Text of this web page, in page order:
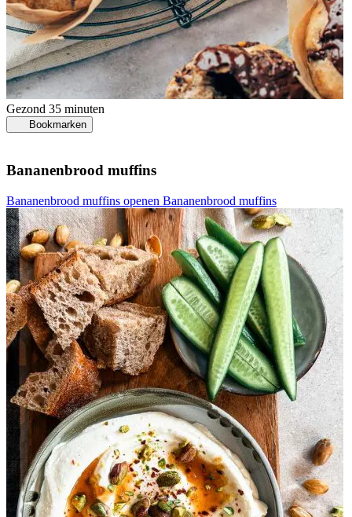
Gezond 35 minuten
Bookmarken
Bananenbrood muffins
Bananenbrood muffins openen Bananenbrood muffins